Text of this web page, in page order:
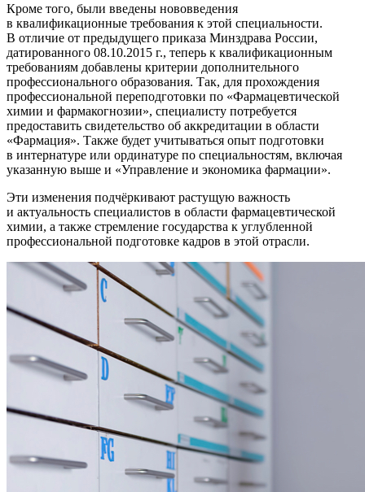
Кроме того, были введены нововведения
в квалификационные требования к этой специальности.
В отличие от предыдущего приказа Минздрава России,
датированного 08.10.2015 г., теперь к квалификационным
требованиям добавлены критерии дополнительного
профессионального образования. Так, для прохождения
профессиональной переподготовки по «Фармацевтической
химии и фармакогнозии», специалисту потребуется
предоставить свидетельство об аккредитации в области
«Фармация». Также будет учитываться опыт подготовки
в интернатуре или ординатуре по специальностям, включая
указанную выше и «Управление и экономика фармации».
Эти изменения подчёркивают растущую важность
и актуальность специалистов в области фармацевтической
химии, а также стремление государства к углубленной
профессиональной подготовке кадров в этой отрасли.